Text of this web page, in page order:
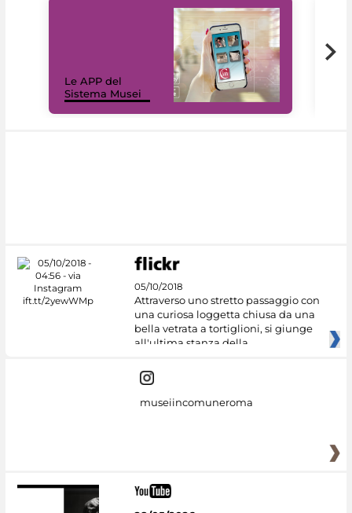
Le APP del
Sistema Musei
05/10/2018
Attraverso uno stretto passaggio con
una curiosa loggetta chiusa da una
bella vetrata a tortiglioni, si giunge
all'ultima stanza della
museiincomuneroma